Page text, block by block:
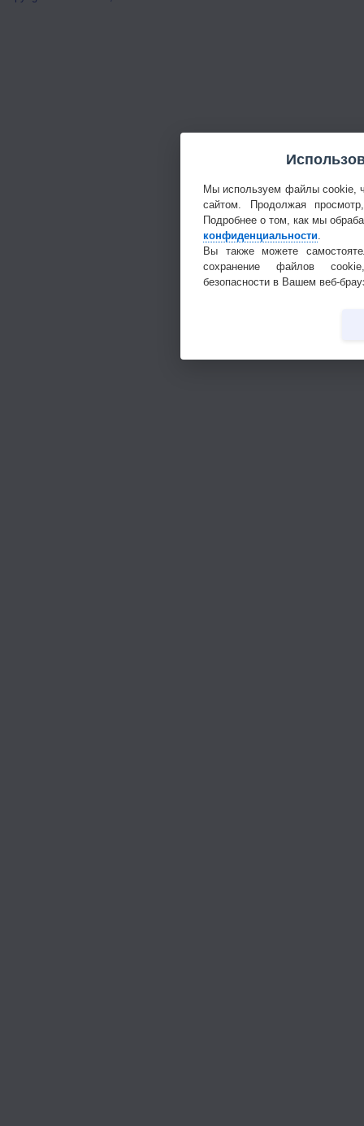
Мы используем файлы cookie,
сайтом. Продолжая
Подробнее о том, как мы
конфиденциальности
Вы также можете
сохранение файлов
безопасности в Вашем веб-